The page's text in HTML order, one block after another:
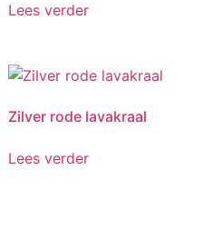
Lees verder
Zilver rode lavakraal
Lees verder